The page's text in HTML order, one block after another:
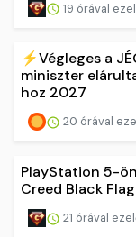
19 órával
⚡️Végleges a
miniszter
hoz 2027
20 órával
PlayStation 5-
Creed Black
21 órával